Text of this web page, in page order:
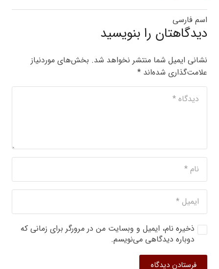
اسم فارسی
دیدگاهتان را بنویسید
نشانی ایمیل شما منتشر نخواهد شد. بخش‌های موردنیاز
علامت‌گذاری شده‌اند *
ذخیره نام، ایمیل و وبسایت من در مرورگر برای زمانی که
دوباره دیدگاهی می‌نویسم.
فرستادن دیدگاه